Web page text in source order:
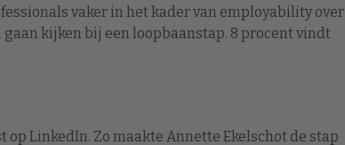
vaker in het kader van employability over
kijken bij een loopbaanstap. 8 procent vindt
LinkedIn. Zo maakte Annette Ekelschot de stap